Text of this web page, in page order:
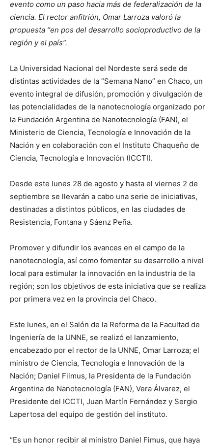
evento como un paso hacia más de federalización de la
ciencia. El rector anfitrión, Omar Larroza valoró la
propuesta “en pos del desarrollo socioproductivo de la
región y el país”.
La Universidad Nacional del Nordeste será sede de
distintas actividades de la “Semana Nano” en Chaco, un
evento integral de difusión, promoción y divulgación de
las potencialidades de la nanotecnología organizado por
la Fundación Argentina de Nanotecnología (FAN), el
Ministerio de Ciencia, Tecnología e Innovación de la
Nación y en colaboración con el Instituto Chaqueño de
Ciencia, Tecnología e Innovación (ICCTI).
Desde este lunes 28 de agosto y hasta el viernes 2 de
septiembre se llevarán a cabo una serie de iniciativas,
destinadas a distintos públicos, en las ciudades de
Resistencia, Fontana y Sáenz Peña.
Promover y difundir los avances en el campo de la
nanotecnología, así como fomentar su desarrollo a nivel
local para estimular la innovación en la industria de la
región; son los objetivos de esta iniciativa que se realiza
por primera vez en la provincia del Chaco.
Este lunes, en el Salón de la Reforma de la Facultad de
Ingeniería de la UNNE, se realizó el lanzamiento,
encabezado por el rector de la UNNE, Omar Larroza; el
ministro de Ciencia, Tecnología e Innovación de la
Nación; Daniel Filmus, la Presidenta de la Fundación
Argentina de Nanotecnología (FAN), Vera Álvarez, el
Presidente del ICCTI, Juan Martín Fernández y Sergio
Lapertosa del equipo de gestión del instituto.
“Es un honor recibir al ministro Daniel Fimus, que haya